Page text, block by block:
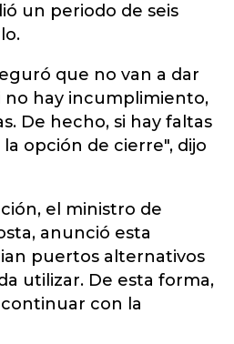
un periodo de seis
que no van a dar
no hay incumplimiento,
De hecho, si hay faltas
opción de cierre", dijo
el ministro de
anunció esta
puertos alternativos
utilizar. De esta forma,
con la